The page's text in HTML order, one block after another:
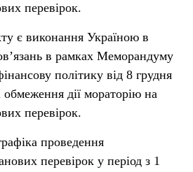
перевірок.
є виконання Україною в
в рамках Меморандуму
політику від 8 грудня
дії мораторію на
перевірок.
проведення
перевірок у період з 1